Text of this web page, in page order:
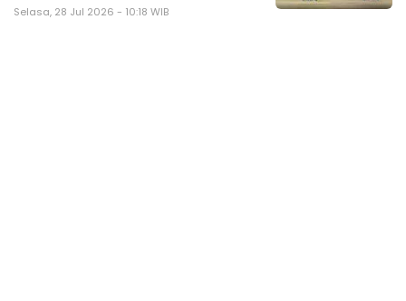
Selasa, 28 Jul 2026 - 10:18 WIB